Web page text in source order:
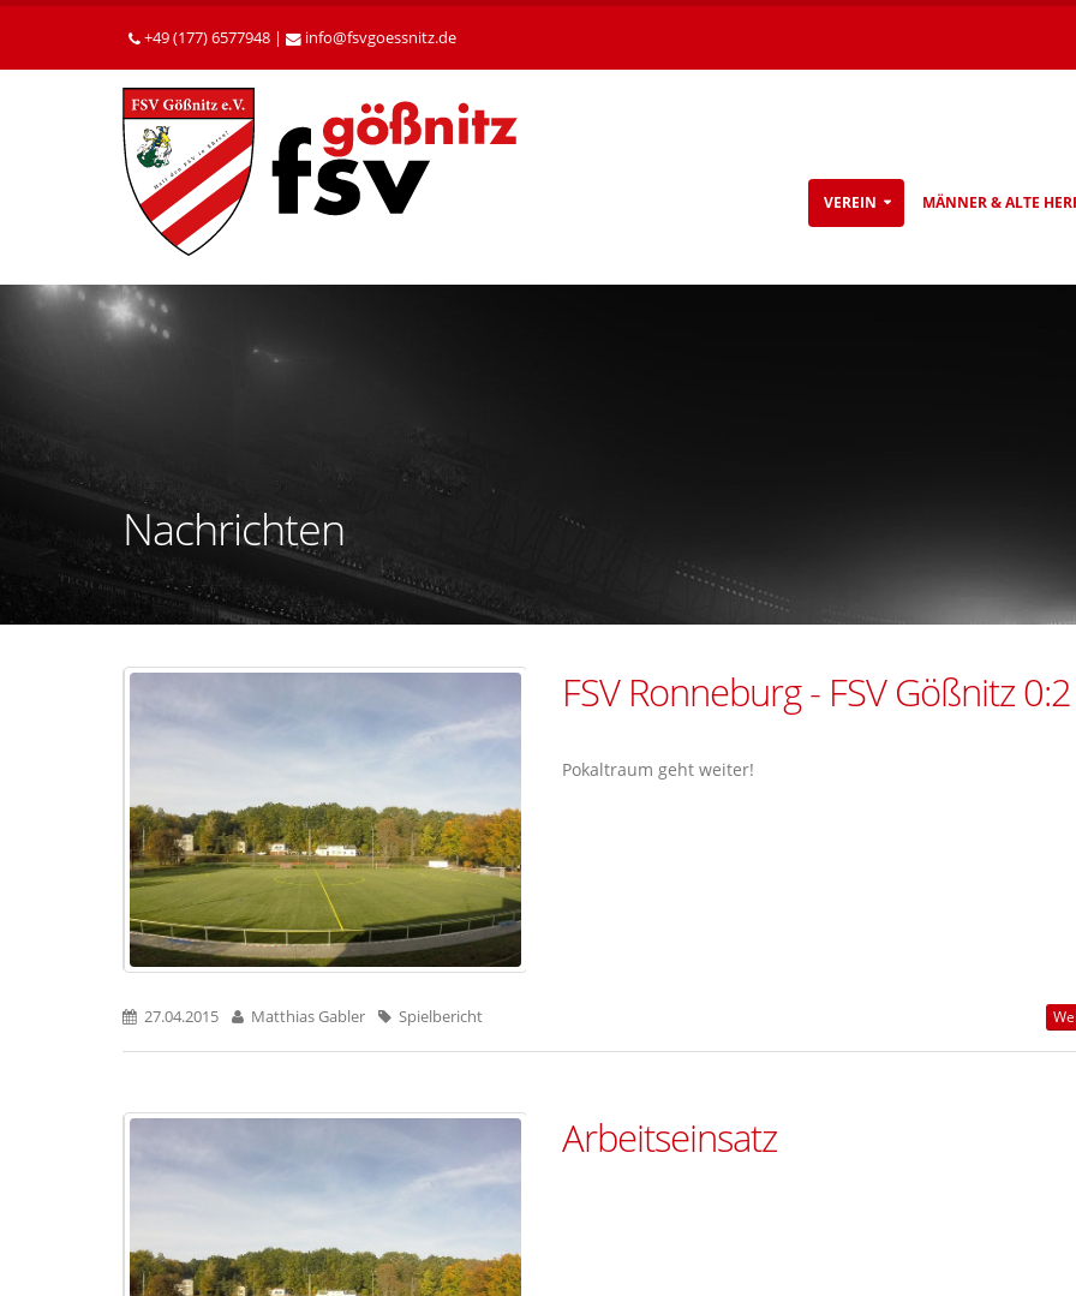
Betätigen
die
+49 (177) 6577948 | info fsvgoessnitzde
VEREIN MÄNNER & ALTE
Nachrichten
FSV Ronneburg - FSV Gößnitz
Pokaltraum geht weiter!
27.04.2015 Matthias Gabler Spielbericht
Arbeitseinsatz